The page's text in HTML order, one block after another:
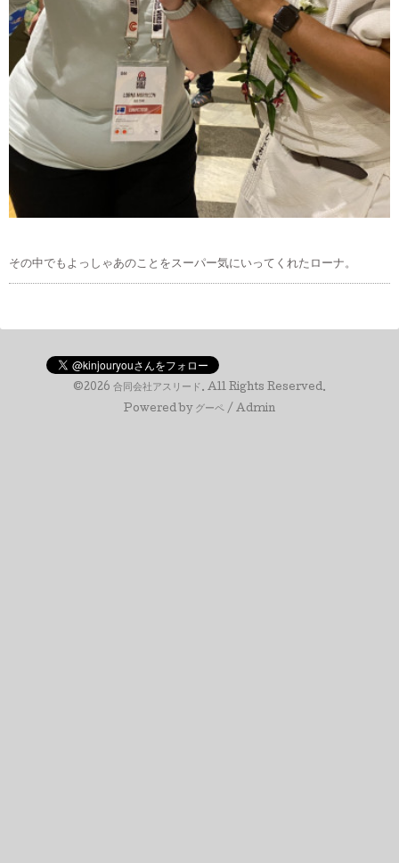
その中でもよっしゃあのことをスーパー気にいってくれたローナ。
©2026 合同会社アスリード . All Rights Reserved.
Powered by グーペ / Admin